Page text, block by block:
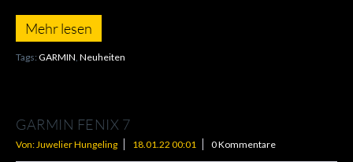
Mehr lesen
Tags: GARMIN Neuheiten
GARMIN FENIX 7
Von: Juwelier Hungeling 18.01.22 00:01 0 Kommentare